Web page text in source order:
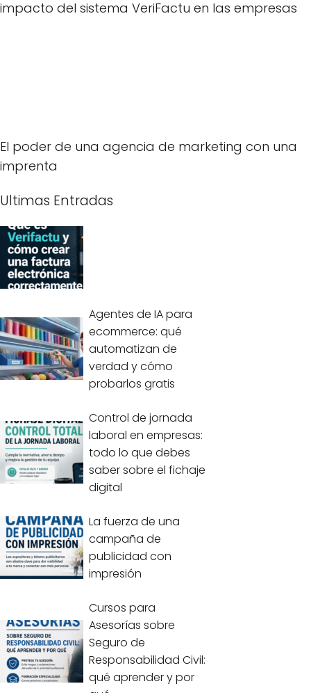
impacto del sistema VeriFactu en las empresas
El poder de una agencia de marketing con una
imprenta
Ultimas Entradas
Agentes de IA para
ecommerce: qué
automatizan de
verdad y cómo
probarlos gratis
Control de jornada
laboral en empresas:
todo lo que debes
saber sobre el fichaje
digital
La fuerza de una
campaña de
publicidad con
impresión
Cursos para
Asesorías sobre
Seguro de
Responsabilidad Civil:
qué aprender y por